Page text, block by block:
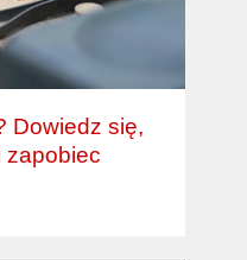
Dowiedz się,
zapobiec